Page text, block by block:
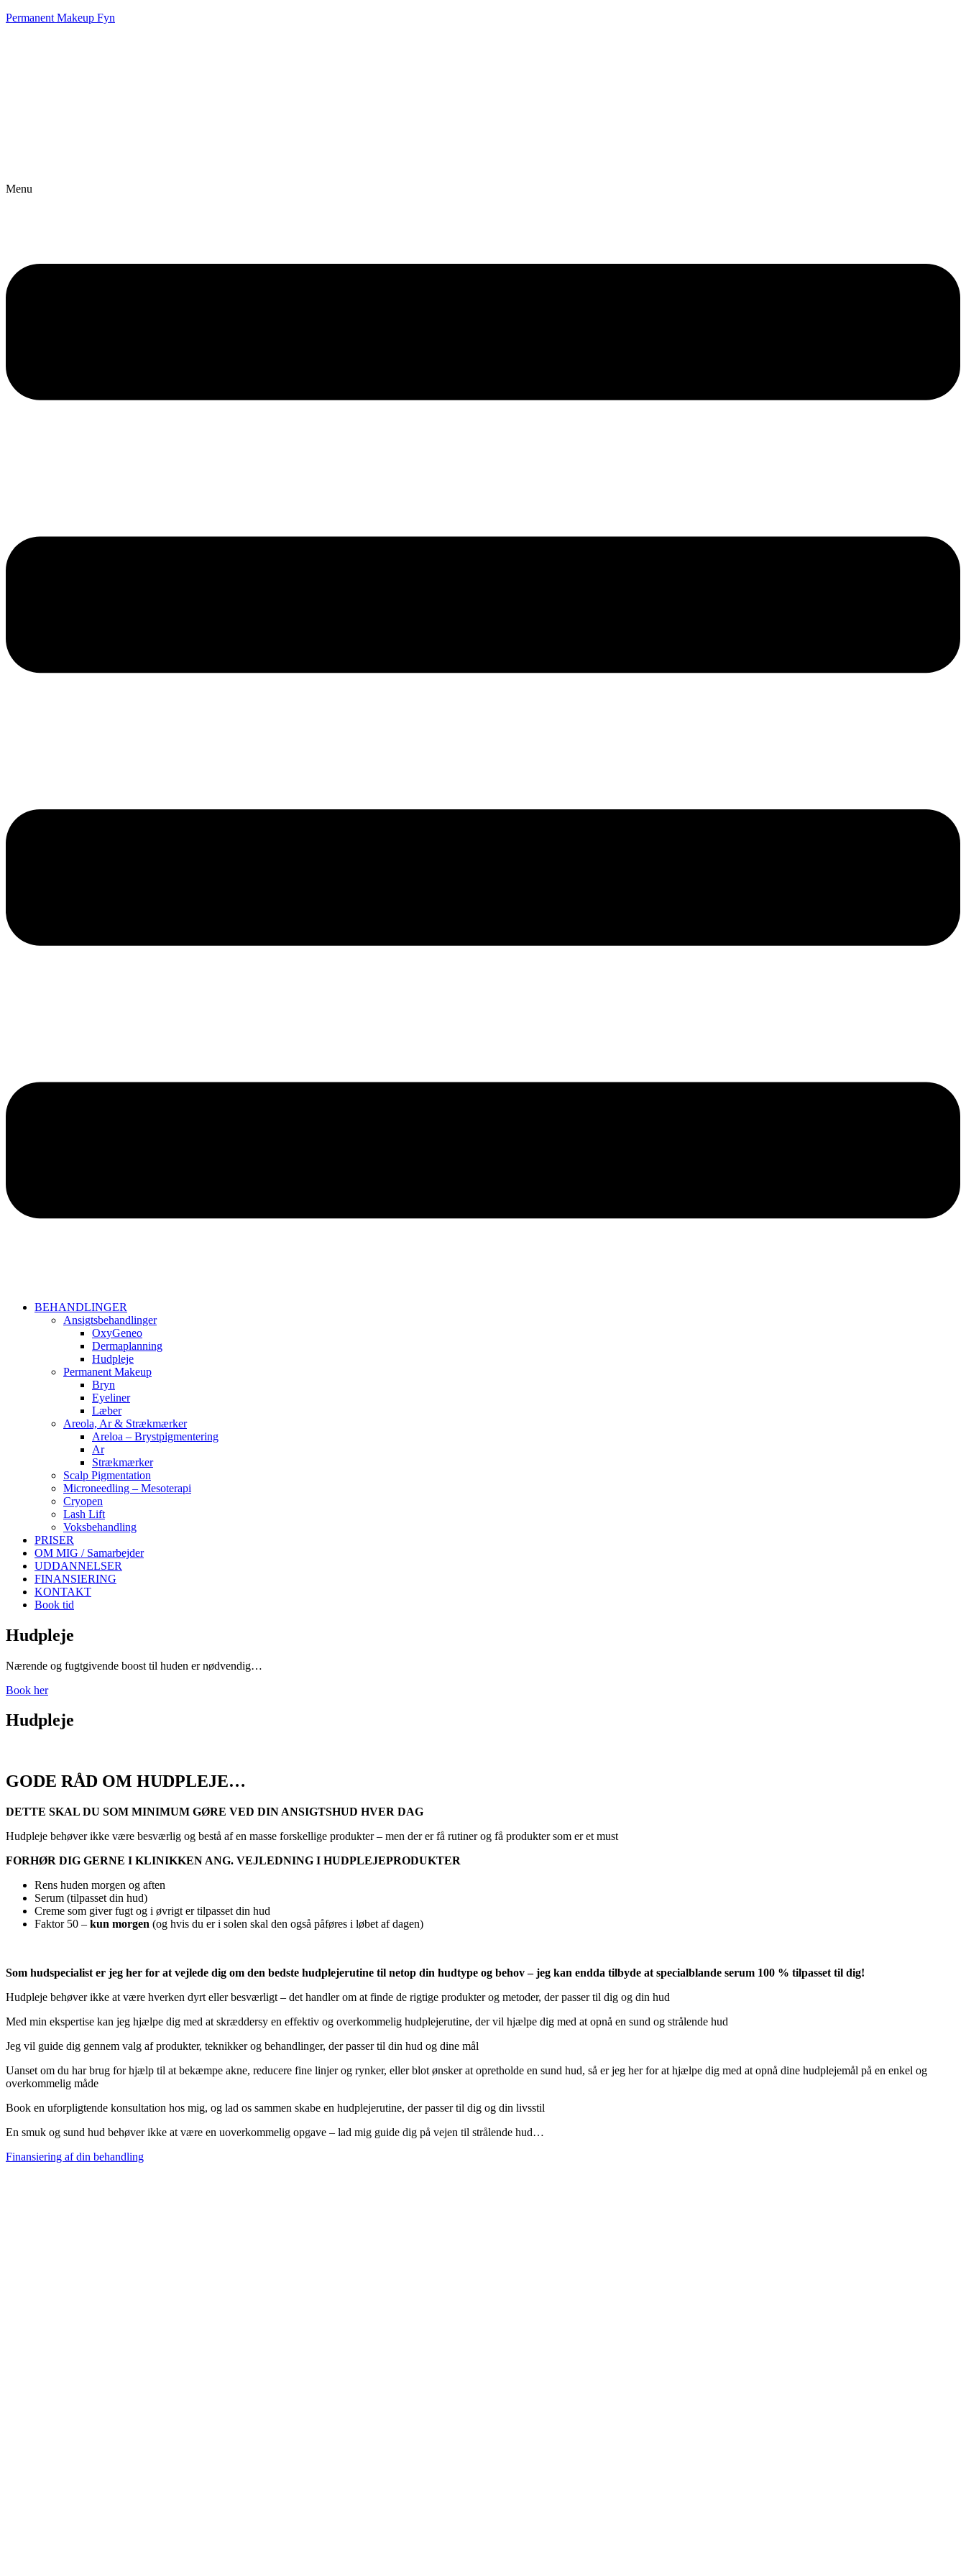
Permanent Makeup Fyn
Menu
BEHANDLINGER
Ansigtsbehandlinger
OxyGeneo
Dermaplanning
Hudpleje
Permanent Makeup
Bryn
Eyeliner
Læber
Areola, Ar & Strækmærker
Areloa – Brystpigmentering
Ar
Strækmærker
Scalp Pigmentation
Microneedling – Mesoterapi
Cryopen
Lash Lift
Voksbehandling
PRISER
OM MIG / Samarbejder
UDDANNELSER
FINANSIERING
KONTAKT
Book tid
Hudpleje
Nærende og fugtgivende boost til huden er nødvendig…
Book her
Hudpleje
GODE RÅD OM HUDPLEJE…
DETTE SKAL DU SOM MINIMUM GØRE VED DIN ANSIGTSHUD HVER DAG
Hudpleje behøver ikke være besværlig og bestå af en masse forskellige produkter – men der er få rutiner og få produkter som er et must
FORHØR DIG GERNE I KLINIKKEN ANG. VEJLEDNING I HUDPLEJEPRODUKTER
Rens huden morgen og aften
Serum (tilpasset din hud)
Creme som giver fugt og i øvrigt er tilpasset din hud
Faktor 50 – kun morgen (og hvis du er i solen skal den også påføres i løbet af dagen)
Som hudspecialist er jeg her for at vejlede dig om den bedste hudplejerutine til netop din hudtype og behov – jeg kan endda tilbyde at specialblande serum 100 % tilpasset til dig!
Hudpleje behøver ikke at være hverken dyrt eller besværligt – det handler om at finde de rigtige produkter og metoder, der passer til dig og din hud
Med min ekspertise kan jeg hjælpe dig med at skræddersy en effektiv og overkommelig hudplejerutine, der vil hjælpe dig med at opnå en sund og strålende hud
Jeg vil guide dig gennem valg af produkter, teknikker og behandlinger, der passer til din hud og dine mål
Uanset om du har brug for hjælp til at bekæmpe akne, reducere fine linjer og rynker, eller blot ønsker at opretholde en sund hud, så er jeg her for at hjælpe dig med at opnå dine hudplejemål på en enkel og
overkommelig måde
Book en uforpligtende konsultation hos mig, og lad os sammen skabe en hudplejerutine, der passer til dig og din livsstil
En smuk og sund hud behøver ikke at være en uoverkommelig opgave – lad mig guide dig på vejen til strålende hud…
Finansiering af din behandling